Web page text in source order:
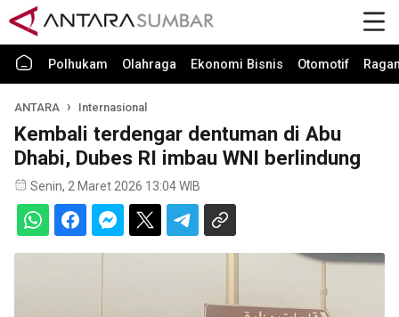
Polhukam Olahraga Ekonomi Bisnis Otomotif
ANTARA Internasional
Kembali terdengar dentuman di Abu
Dhabi, Dubes RI imbau WNI berlindung
Senin, 2 Maret 2026 13:04 WIB